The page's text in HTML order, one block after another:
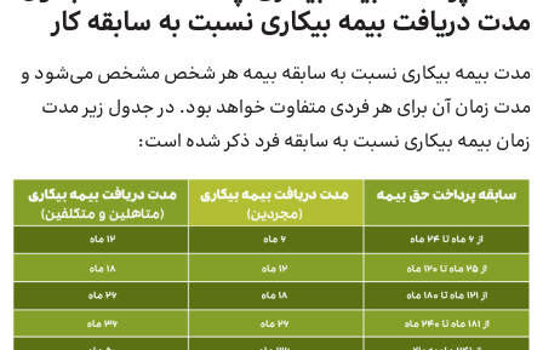
مدت دریافت بیمه بیکاری نسبت به سابقه کار
مدت بیمه بیکاری نسبت به سابقه بیمه هر شخص مشخص می‌شود و
مدت زمان آن برای هر فردی متفاوت خواهد بود. در جدول زیر مدت
زمان بیمه بیکاری نسبت به سابقه فرد ذکر شده است: